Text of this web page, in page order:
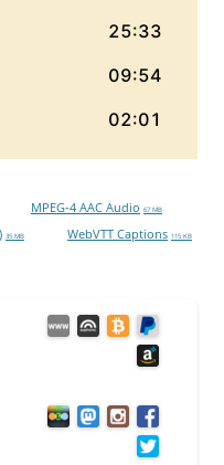
MPEG-4 AAC Audio 67 MB
35 MB WebVTT Captions 115 KB